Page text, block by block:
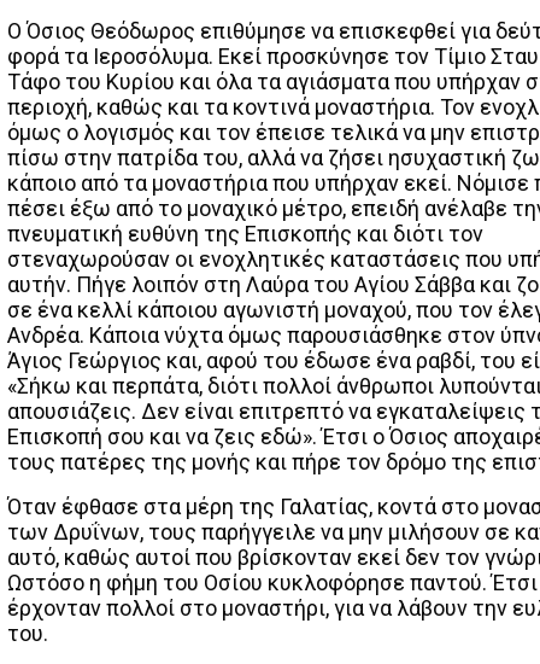
Ο Όσιος Θεόδωρος επιθύμησε να επισκεφθεί για
φορά τα Ιεροσόλυμα. Εκεί προσκύνησε τον Τίμιο
Τάφο του Κυρίου και όλα τα αγιάσματα που υπήρχαν
περιοχή, καθώς και τα κοντινά μοναστήρια. Τον
όμως ο λογισμός και τον έπεισε τελικά να μην
πίσω στην πατρίδα του, αλλά να ζήσει ησυχαστική
κάποιο από τα μοναστήρια που υπήρχαν εκεί. Νόμισε
πέσει έξω από το μοναχικό μέτρο, επειδή ανέλαβε
πνευματική ευθύνη της Επισκοπής και διότι τον
στεναχωρούσαν οι ενοχλητικές καταστάσεις που
αυτήν. Πήγε λοιπόν στη Λαύρα του Αγίου Σάββα και
σε ένα κελλί κάποιου αγωνιστή μοναχού, που τον
Ανδρέα. Κάποια νύχτα όμως παρουσιάσθηκε στον
Άγιος Γεώργιος και, αφού του έδωσε ένα ραβδί, του
«Σήκω και περπάτα, διότι πολλοί άνθρωποι
απουσιάζεις. Δεν είναι επιτρεπτό να εγκαταλείψεις
Επισκοπή σου και να ζεις εδώ». Έτσι ο Όσιος
τους πατέρες της μονής και πήρε τον δρόμο της
Όταν έφθασε στα μέρη της Γαλατίας, κοντά στο
των Δρυΐνων, τους παρήγγειλε να μην μιλήσουν σε
αυτό, καθώς αυτοί που βρίσκονταν εκεί δεν τον
Ωστόσο η φήμη του Οσίου κυκλοφόρησε παντού. Έτσι
έρχονταν πολλοί στο μοναστήρι, για να λάβουν την
του.